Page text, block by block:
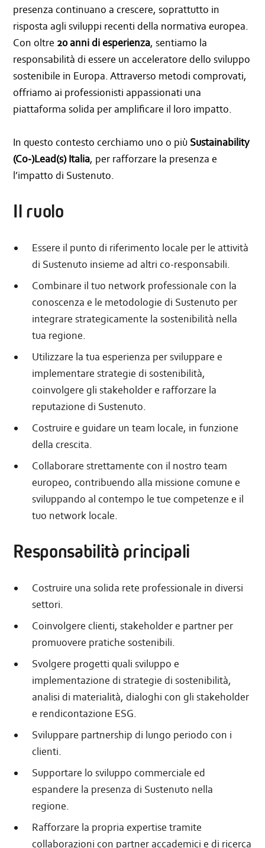
presenza continuano a crescere, soprattutto in
risposta agli sviluppi recenti della normativa europea.
Con oltre 20 anni di esperienza, sentiamo la
responsabilità di essere un acceleratore dello sviluppo
sostenibile in Europa. Attraverso metodi comprovati,
offriamo ai professionisti appassionati una
piattaforma solida per amplificare il loro impatto.
In questo contesto cerchiamo uno o più Sustainability
(Co‑)Lead(s) Italia, per rafforzare la presenza e
l’impatto di Sustenuto.
Il ruolo
Essere il punto di riferimento locale per le attività
di Sustenuto insieme ad altri co-responsabili.
Combinare il tuo network professionale con la
conoscenza e le metodologie di Sustenuto per
integrare strategicamente la sostenibilità nella
tua regione.
Utilizzare la tua esperienza per sviluppare e
implementare strategie di sostenibilità,
coinvolgere gli stakeholder e rafforzare la
reputazione di Sustenuto.
Costruire e guidare un team locale, in funzione
della crescita.
Collaborare strettamente con il nostro team
europeo, contribuendo alla missione comune e
sviluppando al contempo le tue competenze e il
tuo network locale.
Responsabilità principali
Costruire una solida rete professionale in diversi
settori.
Coinvolgere clienti, stakeholder e partner per
promuovere pratiche sostenibili.
Svolgere progetti quali sviluppo e
implementazione di strategie di sostenibilità,
analisi di materialità, dialoghi con gli stakeholder
e rendicontazione ESG.
Sviluppare partnership di lungo periodo con i
clienti.
Supportare lo sviluppo commerciale ed
espandere la presenza di Sustenuto nella
regione.
Rafforzare la propria expertise tramite
collaborazioni con partner accademici e di ricerca